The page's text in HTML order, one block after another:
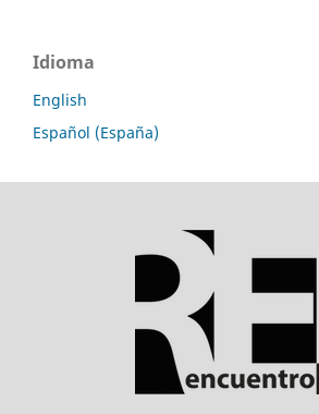
Idioma
English
Español (España)